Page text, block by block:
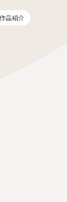
作品紹介